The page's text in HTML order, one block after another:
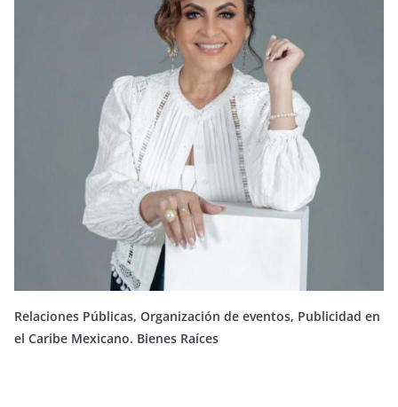
Relaciones Públicas, Organización de eventos, Publicidad en
el Caribe Mexicano. Bienes Raíces